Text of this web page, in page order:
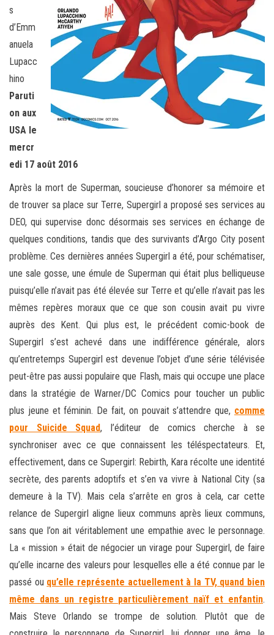
s
d’Emm
anuela
Lupacc
hino
Paruti
on aux
USA le
mercr
edi 17 août 2016
Après la mort de Superman, soucieuse d’honorer sa mémoire et
de trouver sa place sur Terre, Supergirl a proposé ses services au
DEO, qui supervise donc désormais ses services en échange de
quelques conditions, tandis que des survivants d’Argo City posent
problème. Ces dernières années Supergirl a été, pour schématiser,
une sale gosse, une émule de Superman qui était plus belliqueuse
puisqu’elle n’avait pas été élevée sur Terre et qu’elle n’avait pas les
mêmes repères moraux que ce que son cousin avait pu vivre
auprès des Kent. Qui plus est, le précédent comic-book de
Supergirl s’est achevé dans une indifférence générale, alors
qu’entretemps Supergirl est devenue l’objet d’une série télévisée
peut-être pas aussi populaire que Flash, mais qui occupe une place
dans la stratégie de Warner/DC Comics pour toucher un public
plus jeune et féminin. De fait, on pouvait s’attendre que, comme
pour Suicide Squad, l’éditeur de comics cherche à se
synchroniser avec ce que connaissent les téléspectateurs. Et,
effectivement, dans ce Supergirl: Rebirth, Kara récolte une identité
secrète, des parents adoptifs et s’en va vivre à National City (sa
demeure à la TV). Mais cela s’arrête en gros à cela, car cette
relance de Supergirl aligne lieux communs après lieux communs,
sans que l’on ait véritablement une empathie avec le personnage.
La « mission » était de négocier un virage pour Supergirl, de faire
qu’elle incarne des valeurs pour lesquelles elle a été connue par le
passé ou qu’elle représente actuellement à la TV, quand bien
même dans un registre particulièrement naïf et enfantin.
Mais Steve Orlando se trompe de solution. Plutôt que de